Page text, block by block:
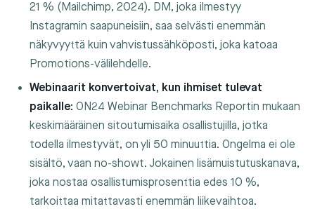
21 % (Mailchimp, 2024). DM, joka ilmestyy
Instagramin saapuneisiin, saa selvästi enemmän
näkyvyyttä kuin vahvistussähköposti, joka katoaa
Promotions-välilehdelle.
Webinaarit konvertoivat, kun ihmiset tulevat
paikalle: ON24 Webinar Benchmarks Reportin mukaan
keskimääräinen sitoutumisaika osallistujilla, jotka
todella ilmestyvät, on yli 50 minuuttia. Ongelma ei ole
sisältö, vaan no-showt. Jokainen lisämuistutuskanava,
joka nostaa osallistumisprosenttia edes 10 %,
tarkoittaa mitattavasti enemmän liikevaihtoa.